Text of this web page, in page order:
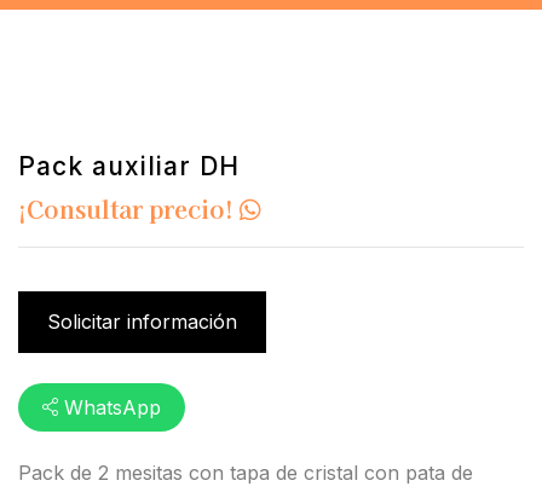
Pack auxiliar DH
¡Consultar precio!
Pack de 2 mesitas con tapa de cristal con pata de
Solicitar información
WhatsApp